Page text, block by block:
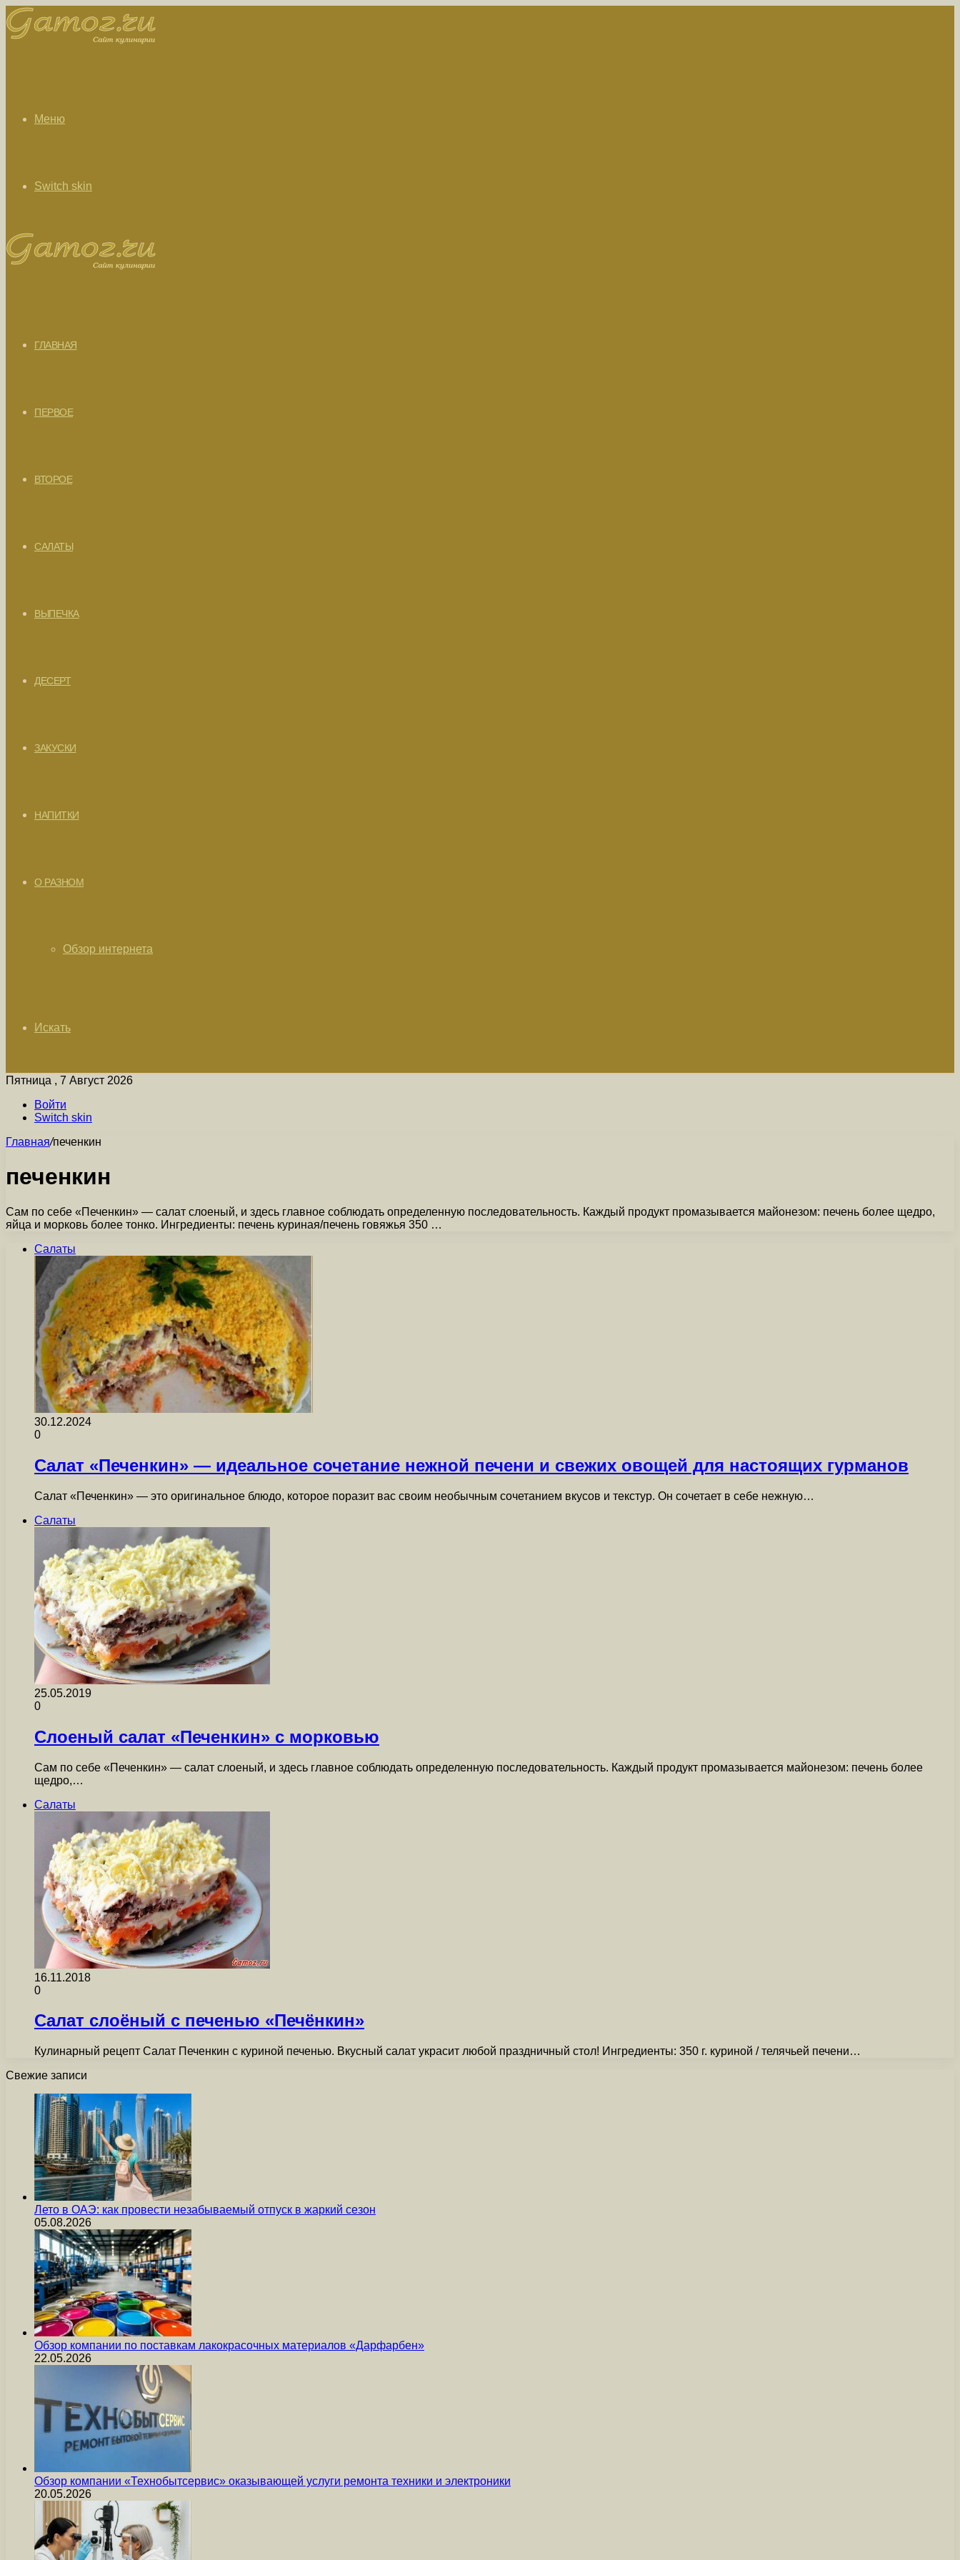
Меню
Switch skin
ГЛАВНАЯ
ПЕРВОЕ
ВТОРОЕ
САЛАТЫ
ВЫПЕЧКА
ДЕСЕРТ
ЗАКУСКИ
НАПИТКИ
О РАЗНОМ
Обзор интернета
Искать
Пятница , 7 Август 2026
Войти
Switch skin
Главная/печенкин
печенкин
Сам по себе «Печенкин» — салат слоеный, и здесь главное соблюдать определенную последовательность. Каждый продукт промазывается майонезом: печень более щедро,
яйца и морковь более тонко. Ингредиенты: печень куриная/печень говяжья 350 …
Салаты
30.12.2024
0
Салат «Печенкин» — идеальное сочетание нежной печени и свежих овощей для настоящих гурманов
Салат «Печенкин» — это оригинальное блюдо, которое поразит вас своим необычным сочетанием вкусов и текстур. Он сочетает в себе нежную…
Салаты
25.05.2019
0
Слоеный салат «Печенкин» с морковью
Сам по себе «Печенкин» — салат слоеный, и здесь главное соблюдать определенную последовательность. Каждый продукт промазывается майонезом: печень более
щедро,…
Салаты
16.11.2018
0
Салат слоёный с печенью «Печёнкин»
Кулинарный рецепт Салат Печенкин с куриной печенью. Вкусный салат украсит любой праздничный стол! Ингредиенты: 350 г. куриной / телячьей печени…
Свежие записи
Лето в ОАЭ: как провести незабываемый отпуск в жаркий сезон
05.08.2026
Обзор компании по поставкам лакокрасочных материалов «Дарфарбен»
22.05.2026
Обзор компании «Технобытсервис» оказывающей услуги ремонта техники и электроники
20.05.2026